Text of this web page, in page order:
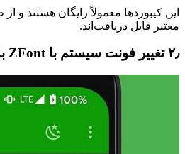
این کیبوردها معمولاً رایگان هستند و
معتبر قابل دریافت‌اند.
۲٫ تغییر فونت سیستم با ZFont بدون نیاز به روت